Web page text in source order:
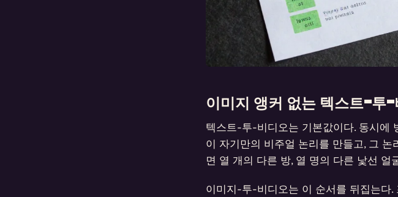
이미지 앵커 없는 텍스트-투
텍스트-투-비디오는 기본값이다. 동시에
이 자기만의 비주얼 논리를 만들고, 그
면 열 개의 다른 방, 열 명의 다른 낯선 얼
이미지-투-비디오는 이 순서를 뒤집는다